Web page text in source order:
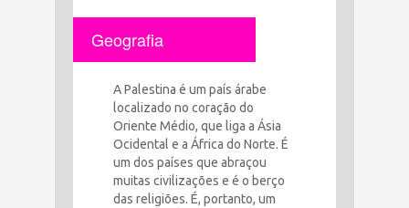
Geografia
A Palestina é um país árabe
localizado no coração do
Oriente Médio, que liga a Ásia
Ocidental e a África do Norte. É
um dos países que abraçou
muitas civilizações e é o berço
das religiões. É, portanto, um